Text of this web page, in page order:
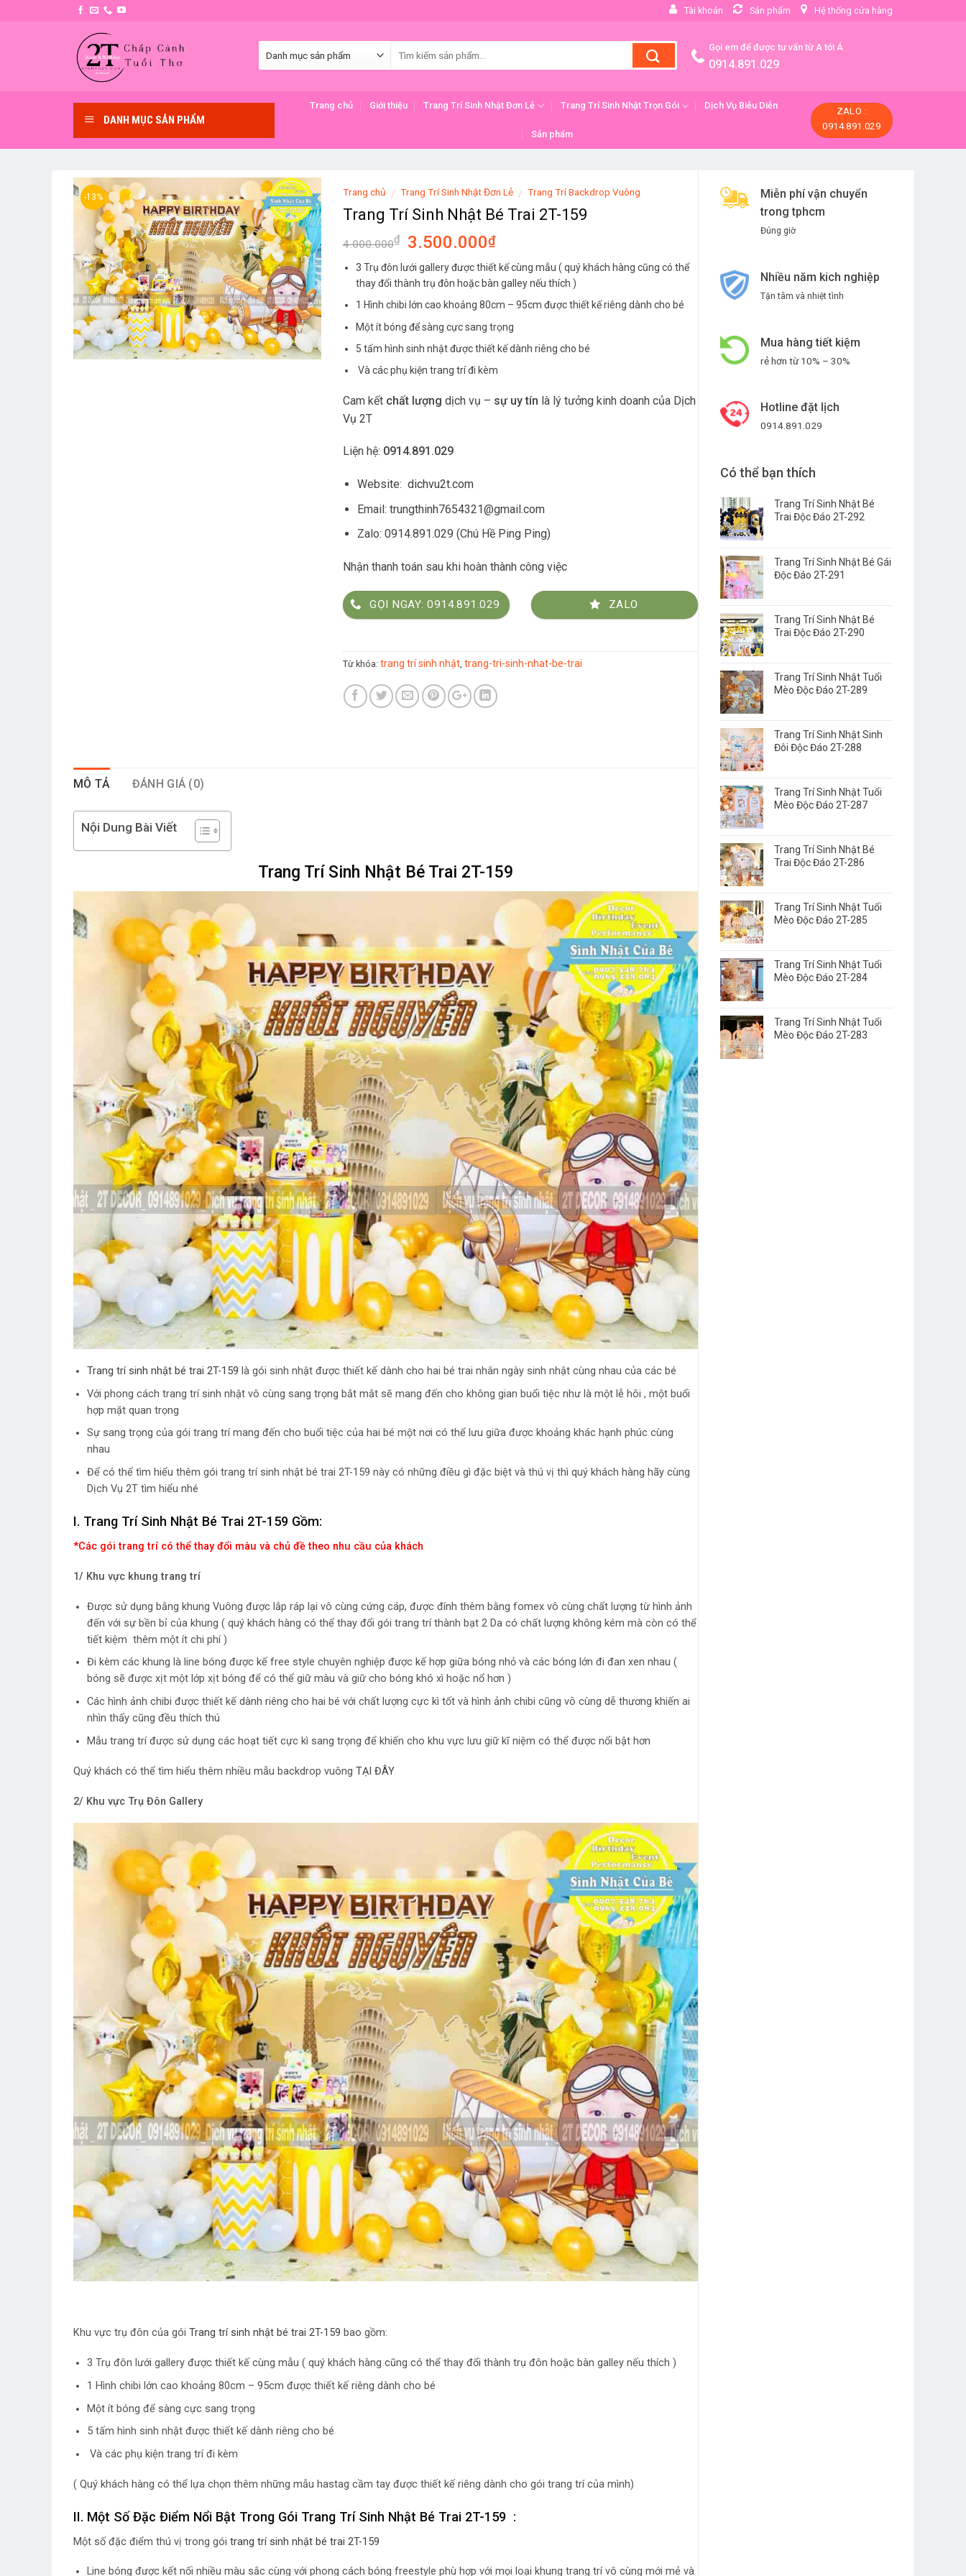
Tài khoản Sản phẩm Hệ thống cửa hàng
Gọi em để được tư vấn từ A tới Á
0914.891.029
DANH MỤC SẢN PHẨM
Trang chủ Giới thiệu Trang Trí Sinh Nhật Đơn Lẻ Trang Trí Sinh Nhật Trọn Gói Dịch Vụ Biễu Diễn
Sản phẩm
ZALO :
0914.891.029
Miễn phí vận chuyển
trong tphcm
Đúng giờ
Nhiều năm kich nghiệp
Tận tâm và nhiệt tình
Mua hàng tiết kiệm
rẻ hơn từ 10% – 30%
Hotline đặt lịch
0914.891.029
Có thể bạn thích
Trang Trí Sinh Nhật Bé
Trai Độc Đáo 2T-292
Trang Trí Sinh Nhật Bé Gái
Độc Đáo 2T-291
Trang Trí Sinh Nhật Bé
Trai Độc Đáo 2T-290
Trang Trí Sinh Nhật Tuổi
Mèo Độc Đáo 2T-289
Trang Trí Sinh Nhật Sinh
Đôi Độc Đáo 2T-288
Trang Trí Sinh Nhật Tuổi
Mèo Độc Đáo 2T-287
Trang Trí Sinh Nhật Bé
Trai Độc Đáo 2T-286
Trang Trí Sinh Nhật Tuổi
Mèo Độc Đáo 2T-285
Trang Trí Sinh Nhật Tuổi
Mèo Độc Đáo 2T-284
Trang Trí Sinh Nhật Tuổi
Mèo Độc Đáo 2T-283
-13% Trang chủ / Trang Trí Sinh Nhật Đơn Lẻ / Trang Trí Backdrop Vuông
Trang Trí Sinh Nhật Bé Trai 2T-159
4.000.000₫
Original
price
was:
4.000.000₫.
3.500.000₫Current
price
is:
3.500.000₫.
3 Trụ đôn lưới gallery được thiết kế cùng mẫu ( quý khách hàng cũng có thể
thay đổi thành trụ đôn hoặc bàn galley nếu thích )
1 Hình chibi lớn cao khoảng 80cm – 95cm được thiết kế riêng dành cho bé
Một ít bóng để sàng cực sang trọng
5 tấm hình sinh nhật được thiết kế dành riêng cho bé
Và các phụ kiện trang trí đi kèm
Cam kết chất lượng dịch vụ – sự uy tín là lý tưởng kinh doanh của Dịch
Vụ 2T
Liện hệ: 0914.891.029
Website:dichvu2t.com
Email: trungthinh7654321@gmail.com
Zalo: 0914.891.029 (Chú Hề Ping Ping)
Nhận thanh toán sau khi hoàn thành công việc
GỌI NGAY: 0914.891.029 ZALO
Từ khóa: trang trí sinh nhật, trang-tri-sinh-nhat-be-trai
MÔ TẢ ĐÁNH GIÁ (0)
Nội Dung Bài Viết
Trang Trí Sinh Nhật Bé Trai 2T-159
Trang trí sinh nhật bé trai 2T-159 là gói sinh nhật được thiết kế dành cho hai bé trai nhân ngày sinh nhật cùng nhau của các bé
Với phong cách trang trí sinh nhật vô cùng sang trọng bắt mắt sẽ mang đến cho không gian buổi tiệc như là một lễ hôi , một buổi
hợp mặt quan trọng
Sự sang trọng của gói trang trí mang đến cho buổi tiệc của hai bé một nơi có thể lưu giữa được khoảng khác hạnh phúc cùng
nhau
Để có thể tìm hiểu thêm gói trang trí sinh nhật bé trai 2T-159 này có những điều gì đặc biệt và thú vị thì quý khách hàng hãy cùng
Dịch Vụ 2T tìm hiểu nhé
I. Trang Trí Sinh Nhật Bé Trai 2T-159 Gồm:
*Các gói trang trí có thể thay đổi màu và chủ đề theo nhu cầu của khách
1/ Khu vực khung trang trí
Được sử dụng bằng khung Vuông được lắp ráp lại vô cùng cứng cáp, được đính thêm bằng fomex vô cùng chất lượng từ hình ảnh
đến với sự bền bỉ của khung ( quý khách hàng có thể thay đổi gói trang trí thành bạt 2 Da có chất lượng không kém mà còn có thể
tiết kiệm thêm một ít chi phí )
Đi kèm các khung là line bóng được kế free style chuyên nghiệp được kế hợp giữa bóng nhỏ và các bóng lớn đi đan xen nhau (
bóng sẽ được xịt một lớp xịt bóng để có thể giữ màu và giữ cho bóng khó xì hoặc nổ hơn )
Các hình ảnh chibi được thiết kế dành riêng cho hai bé với chất lượng cực kì tốt và hình ảnh chibi cũng vô cùng dễ thương khiến ai
nhìn thấy cũng đều thích thú
Mẫu trang trí được sử dụng các hoạt tiết cực kì sang trọng để khiến cho khu vực lưu giữ kĩ niệm có thể được nổi bật hơn
Quý khách có thể tìm hiểu thêm nhiều mẫu backdrop vuông TẠI ĐÂY
2/ Khu vực Trụ Đôn Gallery
Khu vực trụ đôn của gói Trang trí sinh nhật bé trai 2T-159 bao gồm:
3 Trụ đôn lưới gallery được thiết kế cùng mẫu ( quý khách hàng cũng có thể thay đổi thành trụ đôn hoặc bàn galley nếu thích )
1 Hình chibi lớn cao khoảng 80cm – 95cm được thiết kế riêng dành cho bé
Một ít bóng để sàng cực sang trọng
5 tấm hình sinh nhật được thiết kế dành riêng cho bé
Và các phụ kiện trang trí đi kèm
( Quý khách hàng có thể lựa chọn thêm những mẫu hastag cầm tay được thiết kế riêng dành cho gói trang trí của mình)
II. Một Số Đặc Điểm Nổi Bật Trong Gói Trang Trí Sinh Nhật Bé Trai 2T-159 :
Một số đặc điểm thú vị trong gói trang trí sinh nhật bé trai 2T-159
Line bóng được kết nối nhiều màu sắc cùng với phong cách bóng freestyle phù hợp với mọi loại khung trang trí vô cùng mới mẻ và